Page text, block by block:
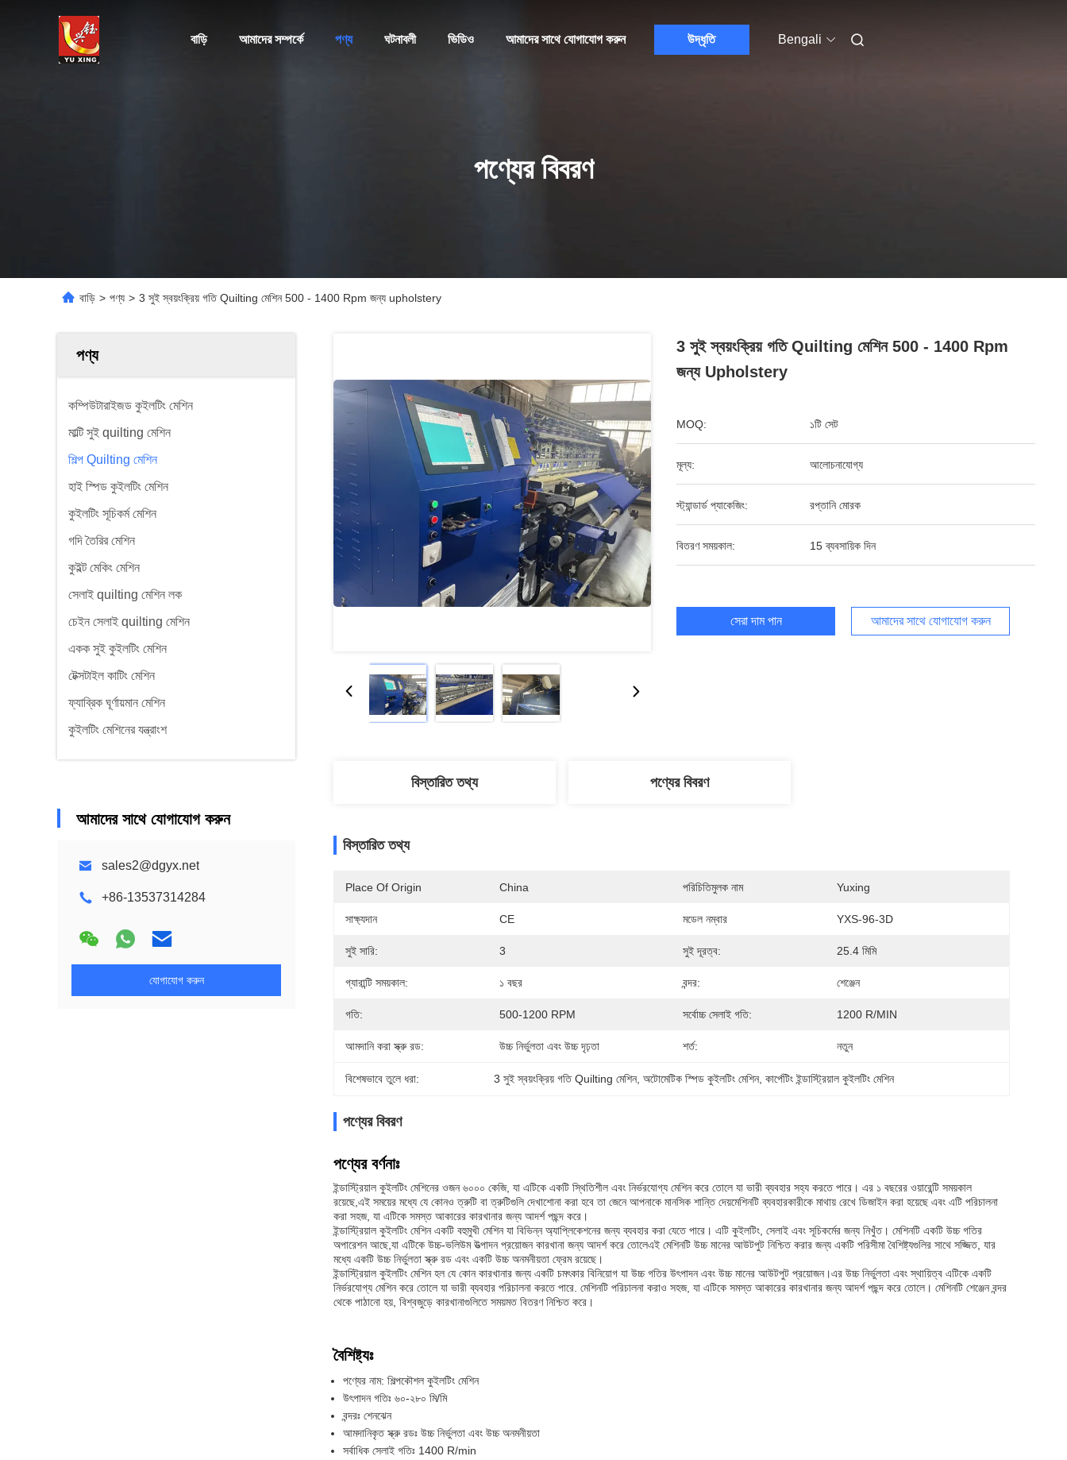
বাড়ি আমাদের সম্পর্কে পণ্য ঘটনাবলী ভিডিও আমাদের সাথে যোগাযোগ করুন উদ্ধৃতি Bengali
পণ্যের বিবরণ
বাড়ি > পণ্য > 3 সুই স্বয়ংক্রিয় গতি Quilting মেশিন 500 - 1400 Rpm জন্য upholstery
পণ্য
কম্পিউটারাইজড কুইলটিং মেশিন
মাল্টি সুই quilting মেশিন
শিল্প Quilting মেশিন
হাই স্পিড কুইলটিং মেশিন
কুইলটিং সূচিকর্ম মেশিন
গদি তৈরির মেশিন
কুইল্ট মেকিং মেশিন
সেলাই quilting মেশিন লক
চেইন সেলাই quilting মেশিন
একক সুই কুইলটিং মেশিন
টেক্সটাইল কাটিং মেশিন
ফ্যাব্রিক ঘূর্ণায়মান মেশিন
কুইলটিং মেশিনের যন্ত্রাংশ
আমাদের সাথে যোগাযোগ করুন
sales2@dgyx.net
+86-13537314284
যোগাযোগ করুন
3 সুই স্বয়ংক্রিয় গতি Quilting মেশিন 500 - 1400 Rpm
জন্য Upholstery
MOQ: ১টি সেট
মূল্য: আলোচনাযোগ্য
স্ট্যান্ডার্ড প্যাকেজিং: রপ্তানি মোরক
বিতরণ সময়কাল: 15 ব্যবসায়িক দিন
সেরা দাম পান আমাদের সাথে যোগাযোগ করুন
বিস্তারিত তথ্য পণ্যের বিবরণ
বিস্তারিত তথ্য
Place Of Origin China পরিচিতিমুলক নাম Yuxing
সাক্ষ্যদান CE মডেল নম্বার YXS-96-3D
সুই সারি: 3 সুই দূরত্ব: 25.4 মিমি
গ্যারান্টি সময়কাল: ১ বছর বন্দর: শেঞ্জেন
গতি: 500-1200 RPM সর্বোচ্চ সেলাই গতি: 1200 R/MIN
আমদানি করা স্ক্রু রড: উচ্চ নির্ভুলতা এবং উচ্চ দৃঢ়তা শর্ত: নতুন
বিশেষভাবে তুলে ধরা: 3 সুই স্বয়ংক্রিয় গতি Quilting মেশিন, অটোমেটিক স্পিড কুইলটিং মেশিন, কার্পেটিং ইন্ডাস্ট্রিয়াল কুইলটিং মেশিন
পণ্যের বিবরণ
পণ্যের বর্ণনাঃ
ইন্ডাস্ট্রিয়াল কুইলটিং মেশিনের ওজন ৬০০০ কেজি, যা এটিকে একটি স্থিতিশীল এবং নির্ভরযোগ্য মেশিন করে তোলে যা ভারী ব্যবহার সহ্য করতে পারে। এর ১ বছরের ওয়ারেন্টি সময়কাল
রয়েছে,এই সময়ের মধ্যে যে কোনও ত্রুটি বা ত্রুটিগুলি দেখাশোনা করা হবে তা জেনে আপনাকে মানসিক শান্তি দেয়মেশিনটি ব্যবহারকারীকে মাথায় রেখে ডিজাইন করা হয়েছে এবং এটি পরিচালনা
করা সহজ, যা এটিকে সমস্ত আকারের কারখানার জন্য আদর্শ পছন্দ করে।
ইন্ডাস্ট্রিয়াল কুইলটিং মেশিন একটি বহুমুখী মেশিন যা বিভিন্ন অ্যাপ্লিকেশনের জন্য ব্যবহার করা যেতে পারে। এটি কুইলটিং, সেলাই এবং সূচিকর্মের জন্য নিখুঁত। মেশিনটি একটি উচ্চ গতির
অপারেশন আছে,যা এটিকে উচ্চ-ভলিউম উত্পাদন প্রয়োজন কারখানা জন্য আদর্শ করে তোলেএই মেশিনটি উচ্চ মানের আউটপুট নিশ্চিত করার জন্য একটি পরিসীমা বৈশিষ্ট্যগুলির সাথে সজ্জিত, যার
মধ্যে একটি উচ্চ নির্ভুলতা স্ক্রু রড এবং একটি উচ্চ অনমনীয়তা ফ্রেম রয়েছে।
ইন্ডাস্ট্রিয়াল কুইলটিং মেশিন হল যে কোন কারখানার জন্য একটি চমৎকার বিনিয়োগ যা উচ্চ গতির উৎপাদন এবং উচ্চ মানের আউটপুট প্রয়োজন।এর উচ্চ নির্ভুলতা এবং স্থায়িত্ব এটিকে একটি
নির্ভরযোগ্য মেশিন করে তোলে যা ভারী ব্যবহার পরিচালনা করতে পারে. মেশিনটি পরিচালনা করাও সহজ, যা এটিকে সমস্ত আকারের কারখানার জন্য আদর্শ পছন্দ করে তোলে। মেশিনটি শেঞ্জেন বন্দর
থেকে পাঠানো হয়, বিশ্বজুড়ে কারখানাগুলিতে সময়মত বিতরণ নিশ্চিত করে।
বৈশিষ্ট্যঃ
পণ্যের নাম: শিল্পকৌশল কুইলটিং মেশিন
উৎপাদন গতিঃ ৬০-২৮০ মি/মি
বন্দরঃ শেনঝেন
আমদানিকৃত স্ক্রু রডঃ উচ্চ নির্ভুলতা এবং উচ্চ অনমনীয়তা
সর্বাধিক সেলাই গতিঃ 1400 R/min